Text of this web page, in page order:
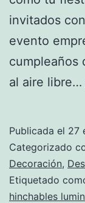
invitados
evento
cumpleaños
al aire libre…
Publicada el 27
Categorizado
Decoración,
Etiquetado
hinchables